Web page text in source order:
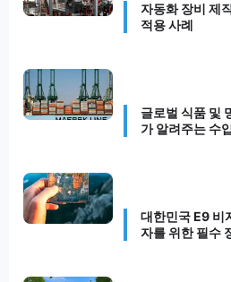
자동화 장비 제
적용 사례
글로벌 식품 및
가 알려주는 수
대한민국 E9 비
자를 위한 필수